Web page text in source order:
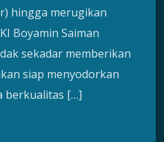
hingga merugikan
Boyamin Saiman
sekadar memberikan
siap menyodorkan
berkualitas […]